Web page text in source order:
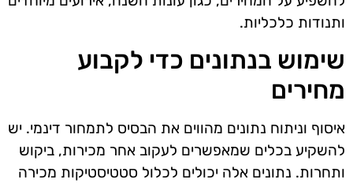
ותנודות כלכליות.
שימוש בנתונים כדי לקבוע
מחירים
איסוף וניתוח נתונים מהווים את הבסיס לתמחור דינמי. יש
להשקיע בכלים שמאפשרים לעקוב אחר מכירות, ביקוש
ותחרות. נתונים אלה יכולים לכלול סטטיסטיקות מכירה